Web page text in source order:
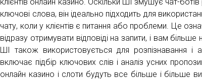
клієнтів онлайн казино. Оскільки ШІ змушує чат-ботів
ключові слова, він ідеально підходить для
чату, коли у клієнтів є питання або проблеми. Це
відразу отримувати відповіді на запити, і вам більше
ШІ також використовується для розпізнавання і
включає підбір ключових слів і аналіз усних
онлайн казино і слоти будуть все більше і більше